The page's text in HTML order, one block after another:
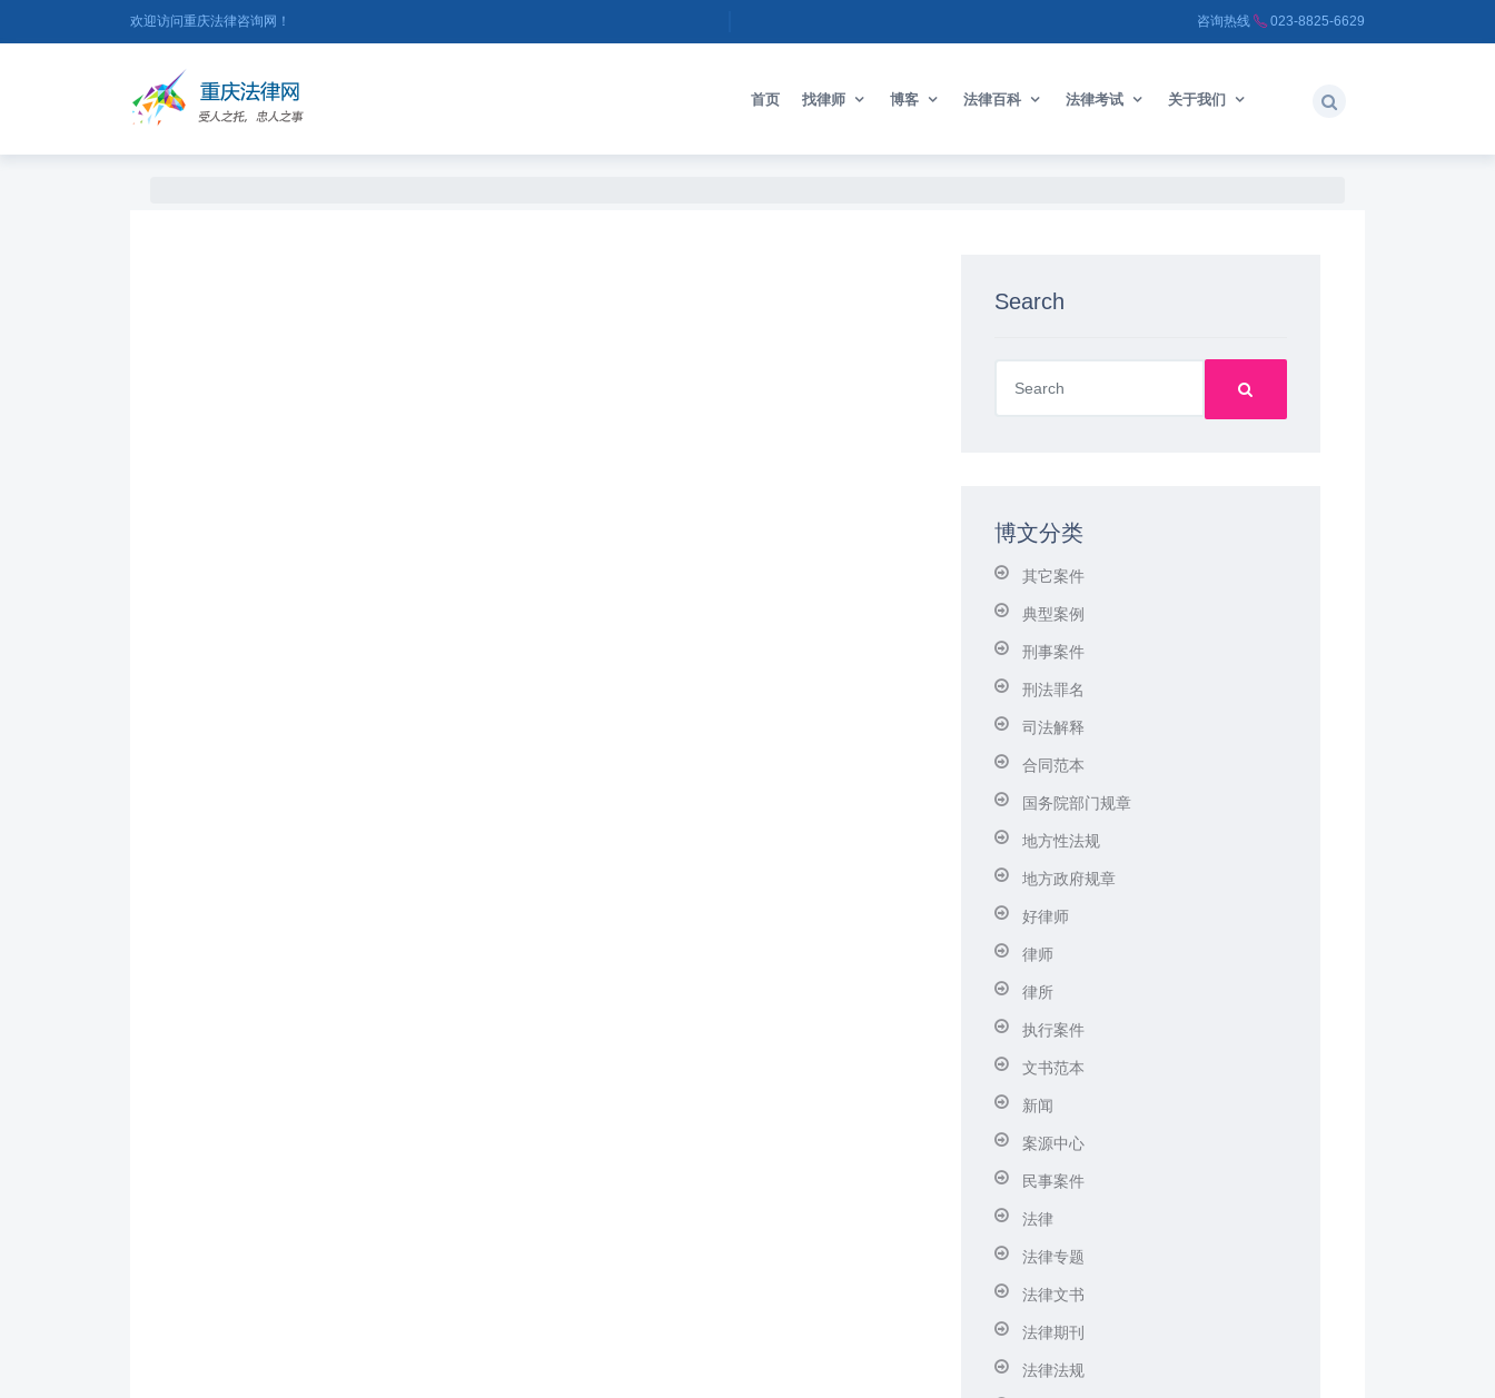
欢迎访问重庆法律咨询网！ 咨询热线 023-8825-6629
首页 找律师 博客 法律百科 法律考试 关于我们
Search
博文分类
其它案件
典型案例
刑事案件
刑法罪名
司法解释
合同范本
国务院部门规章
地方性法规
地方政府规章
好律师
律师
律所
执行案件
文书范本
新闻
案源中心
民事案件
法律
法律专题
法律文书
法律期刊
法律法规